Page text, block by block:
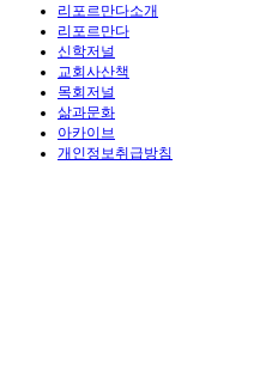
리포르만다소개
리포르만다
신학저널
교회사산책
목회저널
삶과문화
아카이브
개인정보취급방침